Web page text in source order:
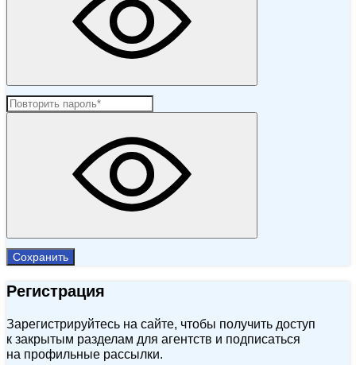
Сохранить
Регистрация
Зарегистрируйтесь на сайте, чтобы получить доступ
к закрытым разделам для агентств и подписаться
на профильные рассылки.